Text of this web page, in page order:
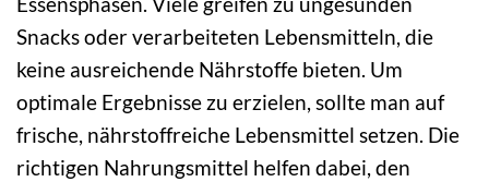
Snacks oder verarbeiteten Lebensmitteln, die
keine ausreichende Nährstoffe bieten. Um
optimale Ergebnisse zu erzielen, sollte man auf
frische, nährstoffreiche Lebensmittel setzen. Die
richtigen Nahrungsmittel helfen dabei, den